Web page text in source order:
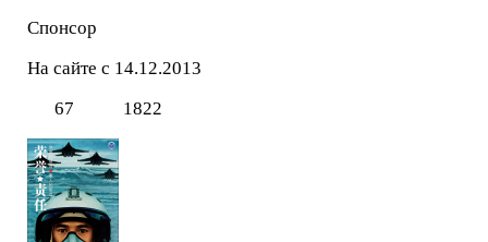
Спонсор
На сайте с 14.12.2013
67
1822